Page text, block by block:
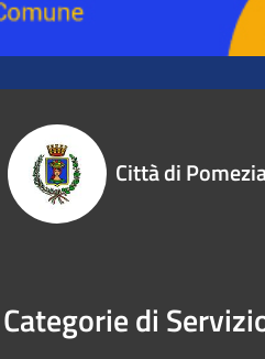
Città di
Categorie di